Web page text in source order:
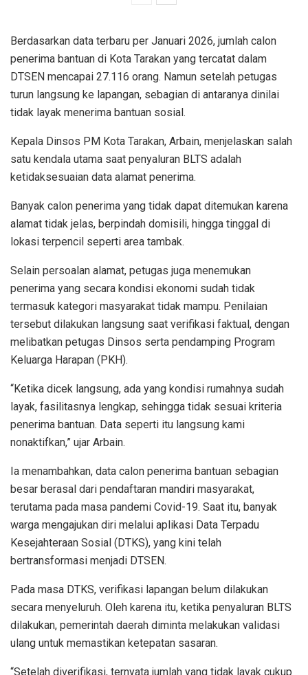
Berdasarkan data terbaru per Januari 2026, jumlah calon
penerima bantuan di Kota Tarakan yang tercatat dalam
DTSEN mencapai 27.116 orang. Namun setelah petugas
turun langsung ke lapangan, sebagian di antaranya dinilai
tidak layak menerima bantuan sosial.
Kepala Dinsos PM Kota Tarakan, Arbain, menjelaskan salah
satu kendala utama saat penyaluran BLTS adalah
ketidaksesuaian data alamat penerima.
Banyak calon penerima yang tidak dapat ditemukan karena
alamat tidak jelas, berpindah domisili, hingga tinggal di
lokasi terpencil seperti area tambak.
Selain persoalan alamat, petugas juga menemukan
penerima yang secara kondisi ekonomi sudah tidak
termasuk kategori masyarakat tidak mampu. Penilaian
tersebut dilakukan langsung saat verifikasi faktual, dengan
melibatkan petugas Dinsos serta pendamping Program
Keluarga Harapan (PKH).
“Ketika dicek langsung, ada yang kondisi rumahnya sudah
layak, fasilitasnya lengkap, sehingga tidak sesuai kriteria
penerima bantuan. Data seperti itu langsung kami
nonaktifkan,” ujar Arbain.
Ia menambahkan, data calon penerima bantuan sebagian
besar berasal dari pendaftaran mandiri masyarakat,
terutama pada masa pandemi Covid-19. Saat itu, banyak
warga mengajukan diri melalui aplikasi Data Terpadu
Kesejahteraan Sosial (DTKS), yang kini telah
bertransformasi menjadi DTSEN.
Pada masa DTKS, verifikasi lapangan belum dilakukan
secara menyeluruh. Oleh karena itu, ketika penyaluran BLTS
dilakukan, pemerintah daerah diminta melakukan validasi
ulang untuk memastikan ketepatan sasaran.
“Setelah diverifikasi, ternyata jumlah yang tidak layak cukup